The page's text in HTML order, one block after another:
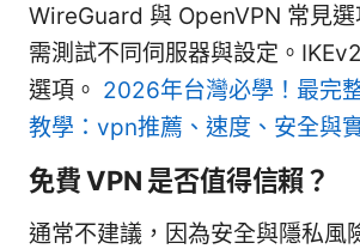
WireGuard 與 OpenVPN 常見
需測試不同伺服器與設定。
選項。 2026年台灣必學！最完
教學：vpn推薦、速度、安全與
免費 VPN 是否值得信賴？
通常不建議，因為安全與隱私風